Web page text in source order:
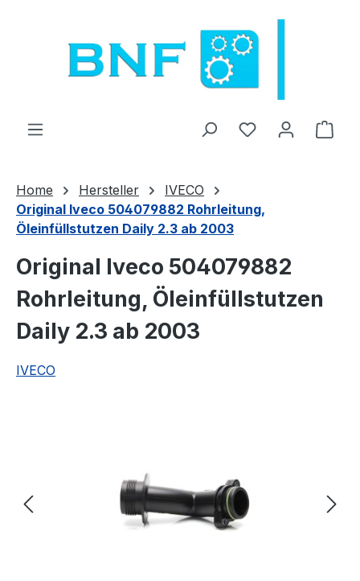
Du hast 0
Home Hersteller
IVECO
Original Iveco 504079882 Rohrleitung,
Öleinfüllstutzen Daily 2.3 ab 2003
Original Iveco 504079882
Rohrleitung, Öleinfüllstutzen
Daily 2.3 ab 2003
IVECO